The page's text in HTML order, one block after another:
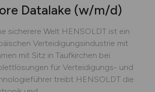
Datalake (w/m/d)
sicherere Welt HENSOLDT ist ein
Verteidigungsindustrie mit
mit Sitz in Taufkirchen bei
für Verteidigungs- und
treibt HENSOLDT die